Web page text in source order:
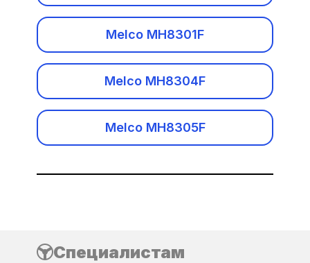
Citroen
Melco MH8301F
Melco MH8304F
Melco MH8305F
Специалистам
Забыли пароль?